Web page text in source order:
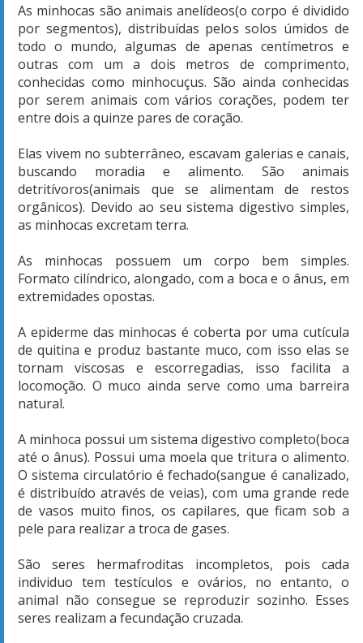
As minhocas são animais anelídeos(o corpo é dividido
por segmentos), distribuídas pelos solos úmidos de
todo o mundo, algumas de apenas centímetros e
outras com um a dois metros de comprimento,
conhecidas como minhocuçus. São ainda conhecidas
por serem animais com vários corações, podem ter
entre dois a quinze pares de coração.
Elas vivem no subterrâneo, escavam galerias e canais,
buscando moradia e alimento. São animais
detritívoros(animais que se alimentam de restos
orgânicos). Devido ao seu sistema digestivo simples,
as minhocas excretam terra.
As minhocas possuem um corpo bem simples.
Formato cilíndrico, alongado, com a boca e o ânus, em
extremidades opostas.
A epiderme das minhocas é coberta por uma cutícula
de quitina e produz bastante muco, com isso elas se
tornam viscosas e escorregadias, isso facilita a
locomoção. O muco ainda serve como uma barreira
natural.
A minhoca possui um sistema digestivo completo(boca
até o ânus). Possui uma moela que tritura o alimento.
O sistema circulatório é fechado(sangue é canalizado,
é distribuído através de veias), com uma grande rede
de vasos muito finos, os capilares, que ficam sob a
pele para realizar a troca de gases.
São seres hermafroditas incompletos, pois cada
individuo tem testículos e ovários, no entanto, o
animal não consegue se reproduzir sozinho. Esses
seres realizam a fecundação cruzada.